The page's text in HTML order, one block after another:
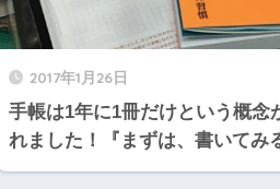
2017年1月26日
手帳は1年に1冊だけという概念
れました！『まずは、書いてみ